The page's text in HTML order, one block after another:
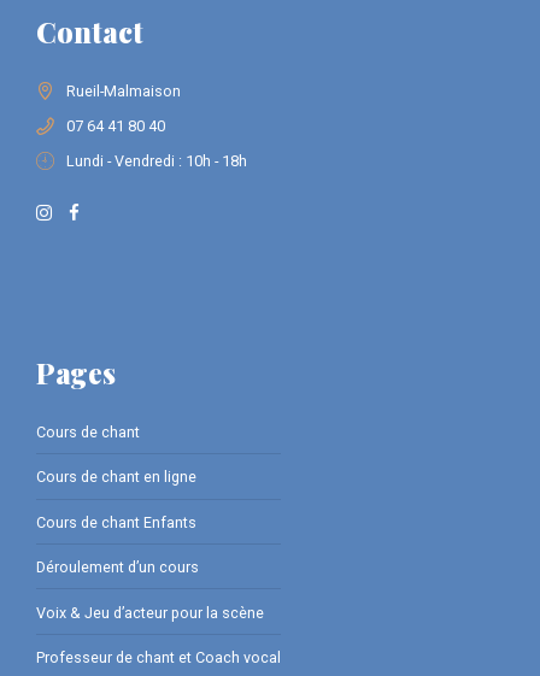
Contact
Rueil-Malmaison
07 64 41 80 40
Lundi - Vendredi : 10h - 18h
Pages
Cours de chant
Cours de chant en ligne
Cours de chant Enfants
Déroulement d’un cours
Voix & Jeu d’acteur pour la scène
Professeur de chant et Coach vocal